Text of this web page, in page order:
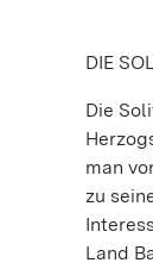
DIE
Die
man
zu
Land